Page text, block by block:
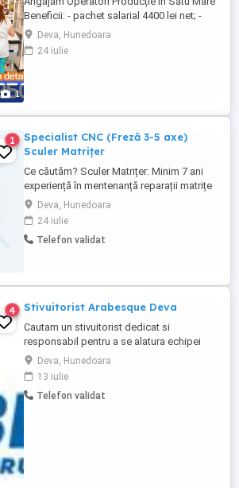
1
Beneficii: - pachet salarial 4400 lei net; -
cazare și utilități gratuite; - transport
asigurat către locul de muncă și retur.
Cerințe : - minimum 8 clase absolvite; -
Deva, Hunedoara
24 iulie
1
Specialist CNC (Freză 3-5 axe)
Sculer Matrițer
Ce căutăm? Sculer Matrițer: Minim 7 ani
experiență în mentenanță reparații matrițe
de injecție plastic și execuție piese.
Operator CNC: Minim 7 ani experiență pe
freză CNC (3-5 axe) și sistem de comandă
Heidenhain (nu căutăm strungari).
Deva, Hunedoara
24 iulie
Telefon validat
4 Stivuitorist Arabesque Deva
Cautam un stivuitorist dedicat si
responsabil pentru a se alatura echipei
noastre. Candidatul ideal va fi responsabil
de manipularea, transportul si depozitarea
marfurilor in cadrul depozitului.
Responsabilitati: * Operarea stivuitorului in
Deva, Hunedoara
13 iulie
Telefon validat